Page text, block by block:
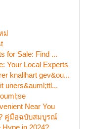
ม่
for Sale: Find ...
Your Local Experts
knallhart gev&ou...
uners&auml;ttl...
Near You
คู่มือฉบับสมบูรณ์